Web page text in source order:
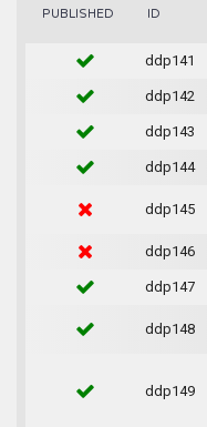
PUBLISHED ID
ddp141
ddp142
ddp143
ddp144
ddp145
ddp146
ddp147
ddp148
ddp149